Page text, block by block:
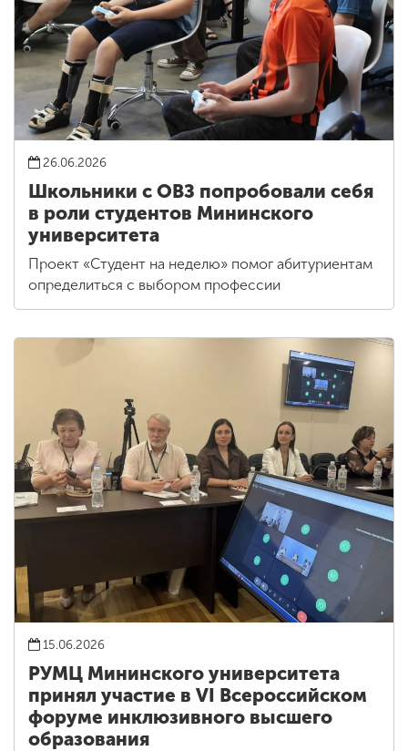
26.06.2026
Школьники с ОВЗ попробовали себя
в роли студентов Мининского
университета
Проект «Студент на неделю» помог абитуриентам
определиться с выбором профессии
15.06.2026
РУМЦ Мининского университета
принял участие в VI Всероссийском
форуме инклюзивного высшего
образования